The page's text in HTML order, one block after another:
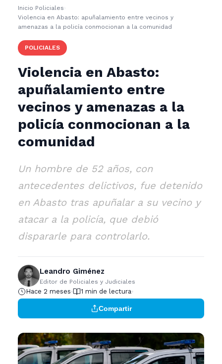
Inicio ›Policiales ›
Violencia en Abasto: apuñalamiento entre vecinos y
amenazas a la policía conmocionan a la comunidad
POLICIALES
Violencia en Abasto:
apuñalamiento entre
vecinos y amenazas a la
policía conmocionan a la
comunidad
Un hombre de 52 años, con
antecedentes delictivos, fue detenido
en Abasto tras apuñalar a su vecino y
atacar a la policía, que debió
dispararle para controlarlo.
Leandro Giménez
Editor de Policiales y Judiciales
Hace 2 meses 1 min de lectura
Compartir